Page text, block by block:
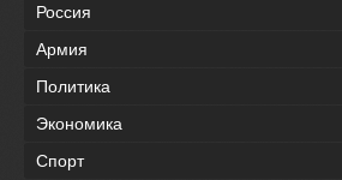
Россия
Армия
Политика
Экономика
Спорт